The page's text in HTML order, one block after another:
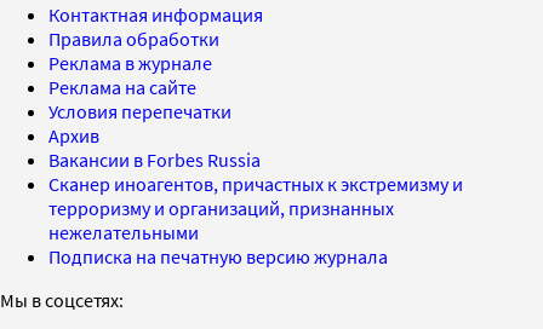
Контактная информация
Правила обработки
Реклама в журнале
Реклама на сайте
Условия перепечатки
Архив
Вакансии в Forbes Russia
Сканер иноагентов, причастных к экстремизму и
терроризму и организаций, признанных
нежелательными
Подписка на печатную версию журнала
Мы в соцсетях: